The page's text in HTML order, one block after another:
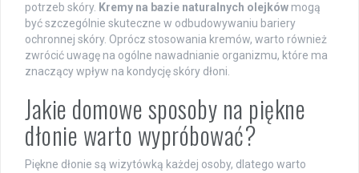
potrzeb skóry. Kremy na bazie naturalnych olejków mogą
być szczególnie skuteczne w odbudowywaniu bariery
ochronnej skóry. Oprócz stosowania kremów, warto również
zwrócić uwagę na ogólne nawadnianie organizmu, które ma
znaczący wpływ na kondycję skóry dłoni.
Jakie domowe sposoby na piękne
dłonie warto wypróbować?
Piękne dłonie są wizytówką każdej osoby, dlatego warto